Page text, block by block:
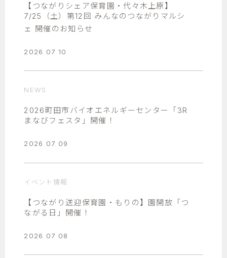
【つながりシェア保育園・代々木上原】
7/25（土）第12回 みんなのつながりマルシ
ェ 開催のお知らせ
2026 07 10
NEWS
2026町田市バイオエネルギーセンター「3R
まなびフェスタ」開催！
2026 07 09
イベント情報
【つながり送迎保育園・もりの】園開放「つ
ながる日」開催！
2026 07 08